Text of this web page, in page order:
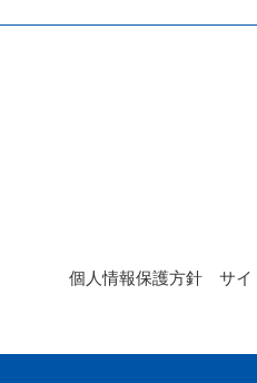
個人情報保護方針 サイ